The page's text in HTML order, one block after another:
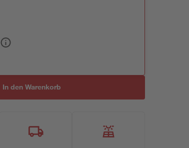
In den Warenkorb